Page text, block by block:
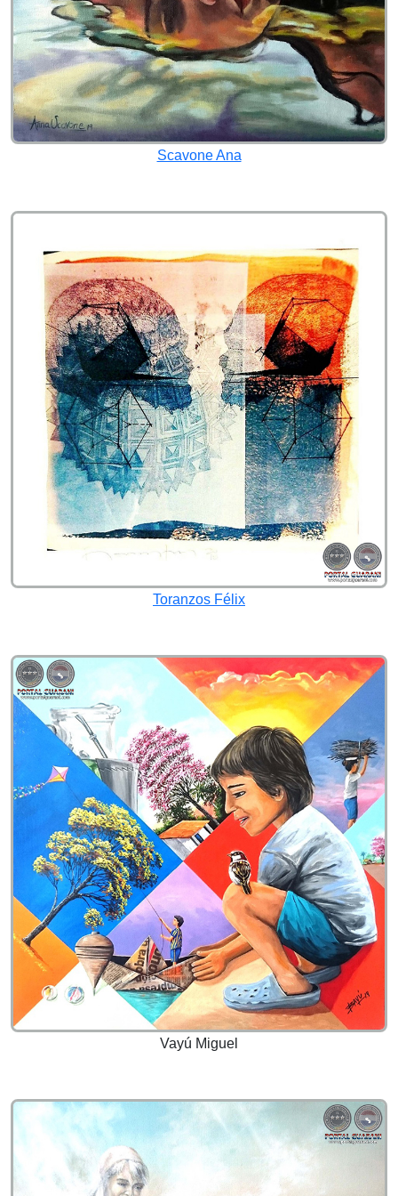
Scavone Ana
Toranzos Félix
Vayú Miguel